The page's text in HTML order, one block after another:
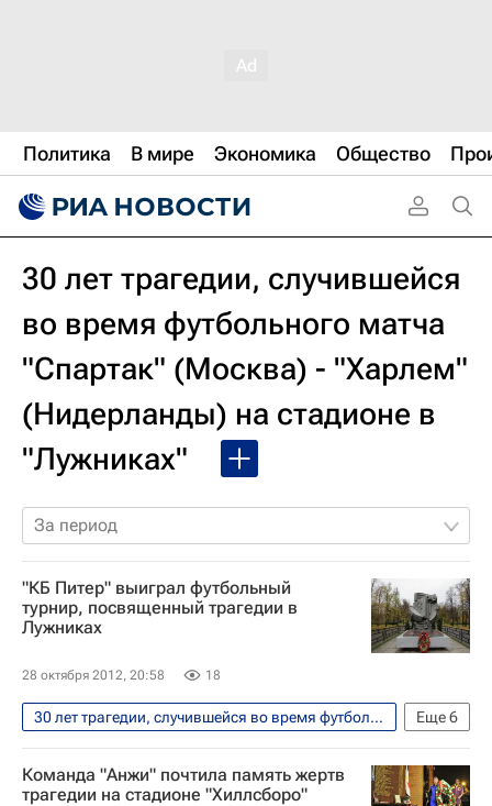
Политика В мире Экономика Общество
30 лет трагедии, случившейся
во время футбольного матча
"Спартак" (Москва) - "Харлем"
(Нидерланды) на стадионе в
"Лужниках"
За период
"КБ Питер" выиграл футбольный
турнир, посвященный трагедии в
Лужниках
28 октября 2012, 20:58 18
Еще6
30 лет трагедии, случившейся во время футбольного матча "Спартак" (Москва) - "Харлем" (Нидерланды) на стадионе в "Лужниках"
Футбол
Спорт
Вокруг спорта
Команда "Анжи" почтила память жертв
трагедии на стадионе "Хиллсборо"